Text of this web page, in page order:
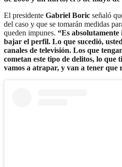
El presidente Gabriel Boric señaló
del caso y que se tomarán medidas
queden impunes. “Es absolutamente
bajar el perfil. Lo que sucedió,
canales de televisión. Los que
cometan este tipo de delitos, lo que
vamos a atrapar, y van a tener que